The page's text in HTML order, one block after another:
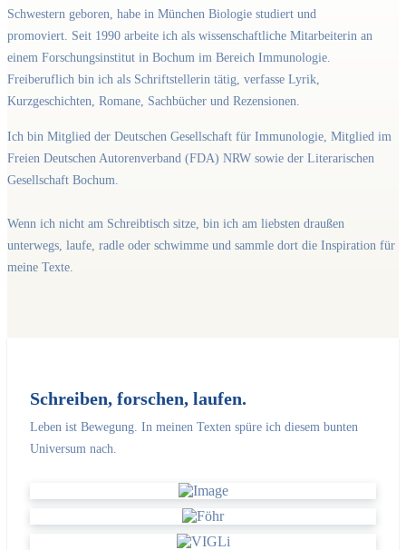
Schwestern geboren, habe in München Biologie studiert und
promoviert. Seit 1990 arbeite ich als wissenschaftliche Mitarbeiterin an
einem Forschungsinstitut in Bochum im Bereich Immunologie.
Freiberuflich bin ich als Schriftstellerin tätig, verfasse Lyrik,
Kurzgeschichten, Romane, Sachbücher und Rezensionen.
Ich bin Mitglied der Deutschen Gesellschaft für Immunologie, Mitglied im
Freien Deutschen Autorenverband (FDA) NRW sowie der Literarischen
Gesellschaft Bochum.
Wenn ich nicht am Schreibtisch sitze, bin ich am liebsten draußen
unterwegs, laufe, radle oder schwimme und sammle dort die Inspiration für
meine Texte.
Schreiben, forschen, laufen.
Leben ist Bewegung. In meinen Texten spüre ich diesem bunten
Universum nach.